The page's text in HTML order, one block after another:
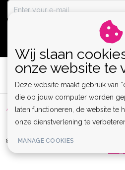
Algemene voorwaarden | Privacy
RSS
© Copyright 2026 - Lamor | Clubwear,
Wij slaan
onze website te
Deze website maakt gebruik van
die op jouw computer worden
laten functioneren, de website te
onze dienstverlening te
MANAGE COOKIES